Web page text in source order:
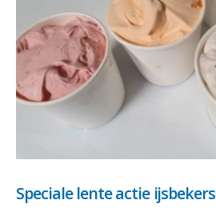
Speciale lente actie ijsbekers